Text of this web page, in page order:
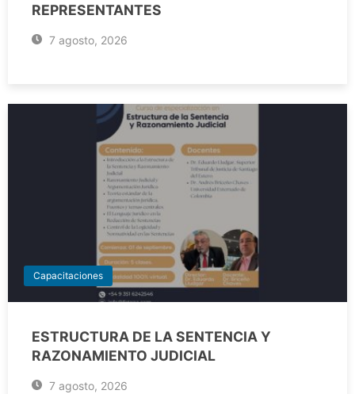
REPRESENTANTES
7 agosto, 2026
Capacitaciones
ESTRUCTURA DE LA SENTENCIA Y
RAZONAMIENTO JUDICIAL
7 agosto, 2026